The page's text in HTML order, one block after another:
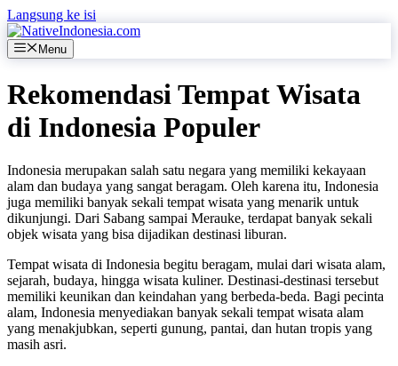
Langsung ke isi
Menu
Rekomendasi Tempat Wisata
di Indonesia Populer
Indonesia merupakan salah satu negara yang memiliki kekayaan
alam dan budaya yang sangat beragam. Oleh karena itu, Indonesia
juga memiliki banyak sekali tempat wisata yang menarik untuk
dikunjungi. Dari Sabang sampai Merauke, terdapat banyak sekali
objek wisata yang bisa dijadikan destinasi liburan.
Tempat wisata di Indonesia begitu beragam, mulai dari wisata alam,
sejarah, budaya, hingga wisata kuliner. Destinasi-destinasi tersebut
memiliki keunikan dan keindahan yang berbeda-beda. Bagi pecinta
alam, Indonesia menyediakan banyak sekali tempat wisata alam
yang menakjubkan, seperti gunung, pantai, dan hutan tropis yang
masih asri.